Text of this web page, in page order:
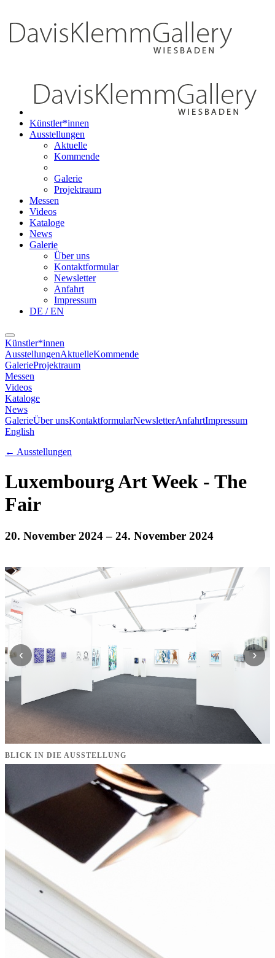
Künstler*innen
Ausstellungen
Aktuelle
Kommende
Galerie
Projektraum
Messen
Videos
Kataloge
News
Galerie
Über uns
Kontaktformular
Newsletter
Anfahrt
Impressum
DE / EN
Künstler*innen
AusstellungenAktuelleKommende
GalerieProjektraum
Messen
Videos
Kataloge
News
GalerieÜber unsKontaktformularNewsletterAnfahrtImpressum
English
← Ausstellungen
Luxembourg Art Week - The
Fair
20. November 2024– 24. November 2024
‹ ›
BLICK IN DIE AUSSTELLUNG